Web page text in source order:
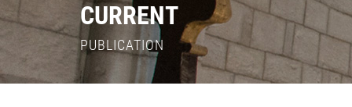
CURRENT
PUBLICATION